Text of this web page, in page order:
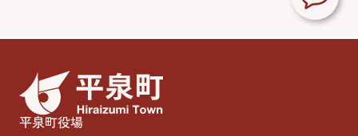
平泉町役場